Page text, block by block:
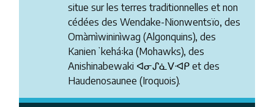
situe sur les terres traditionnelles et non
cédées des Wendake-Nionwentsïo, des
Omàmìwininìwag (Algonquins), des
Kanienʼkehá꞉ka (Mohawks), des
Anishinabewaki ᐊᓂᔑᓈᐯᐗᑭ et des
Haudenosaunee (Iroquois).